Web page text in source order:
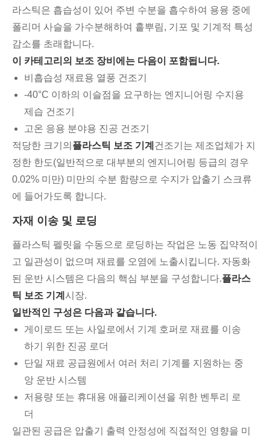
라스틱은 흡습성이 있어 주변 수분을 흡수하여 용융 중에
폴리머 사슬을 가수분해하여 흩뿌림, 기포 및 기계적 특성
감소를 초래합니다.
이 카테고리의 보조 장비에는 다음이 포함됩니다.
비흡습성 재료용 열풍 건조기
-40°C 이하의 이슬점을 요구하는 엔지니어링 수지용
제습 건조기
고온 응용 분야용 진공 건조기
적당한 크기의 플라스틱 보조 기계 건조기는 제조업체가 지
정한 한도(일반적으로 대부분의 엔지니어링 등급의 경우
0.02% 미만) 미만의 수분 함량으로 수지가 압출기 스크류
에 들어가도록 합니다.
자재 이송 및 로딩
플라스틱 펠릿을 수동으로 로딩하는 작업은 노동 집약적이
고 일관성이 없으며 재료를 오염에 노출시킵니다. 자동화
된 운반 시스템은 다음의 핵심 부분을 구성합니다.플라스
틱 보조 기계 시장.
일반적인 구성은 다음과 같습니다.
게이로드 또는 사일로에서 기계 호퍼로 재료를 이송
하기 위한 진공 로더
단일 재료 공급원에서 여러 처리 기계를 지원하는 중
앙 운반 시스템
저용량 또는 휴대용 애플리케이션을 위한 벤투리 로
더
일관된 공급은 압출기 출력 안정성에 직접적인 영향을 미